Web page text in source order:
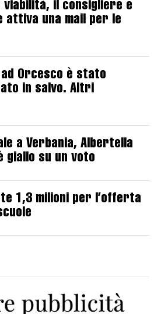
viabilità, il consigliere e
attiva una mail per le
ad Orcesco è stato
in salvo. Altri
a Verbania, Albertella
giallo su un voto
1,3 milioni per l’offerta